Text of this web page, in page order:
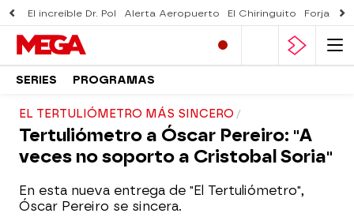
El increíble Dr. Pol Alerta Aeropuerto El Chiringuito Forjado
SERIES PROGRAMAS
EL TERTULIÓMETRO MÁS SINCERO
Tertuliómetro a Óscar Pereiro: "A
veces no soporto a Cristobal Soria"
En esta nueva entrega de "El Tertuliómetro",
Óscar Pereiro se sincera.